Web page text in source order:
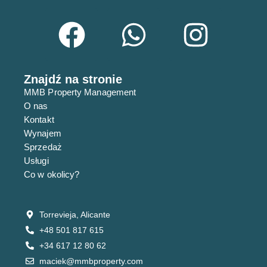
Znajdź na stronie
MMB Property Management
O nas
Kontakt
Wynajem
Sprzedaż
Usługi
Co w okolicy?
Torrevieja, Alicante
+48 501 817 615
+34 617 12 80 62
maciek@mmbproperty.com